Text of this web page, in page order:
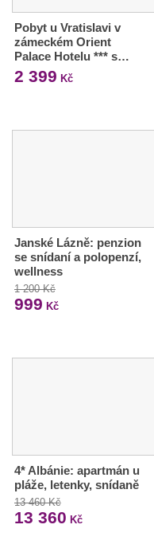
Pobyt u Vratislavi v
zámeckém Orient
Palace Hotelu *** s…
2 399 Kč
Janské Lázně: penzion
se snídaní a polopenzí,
wellness
1 200 Kč
999 Kč
4* Albánie: apartmán u
pláže, letenky, snídaně
13 460 Kč
13 360 Kč